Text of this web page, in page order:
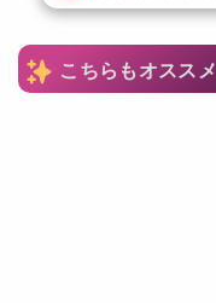
こちらもオススメ